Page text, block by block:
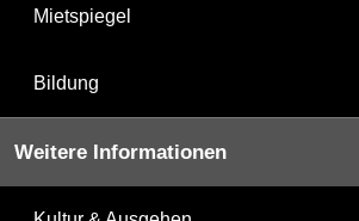
Mietspiegel
Bildung
Weitere Informationen